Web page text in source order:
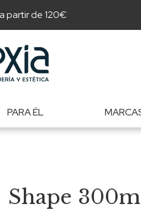
partir de 120€
PARA ÉL
Shape